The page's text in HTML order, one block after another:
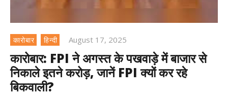
कारोबार हिन्दी August 17, 2025
कारोबार: FPI ने अगस्त के पखवाड़े में बाजार से
निकाले इतने करोड़, जानें FPI क्यों कर रहे
बिकवाली?